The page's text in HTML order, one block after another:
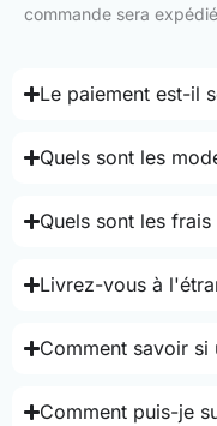
commande sera
Le paiement est-il
Quels sont les
Quels sont les
Livrez-vous à
Comment savoir
Comment puis-je